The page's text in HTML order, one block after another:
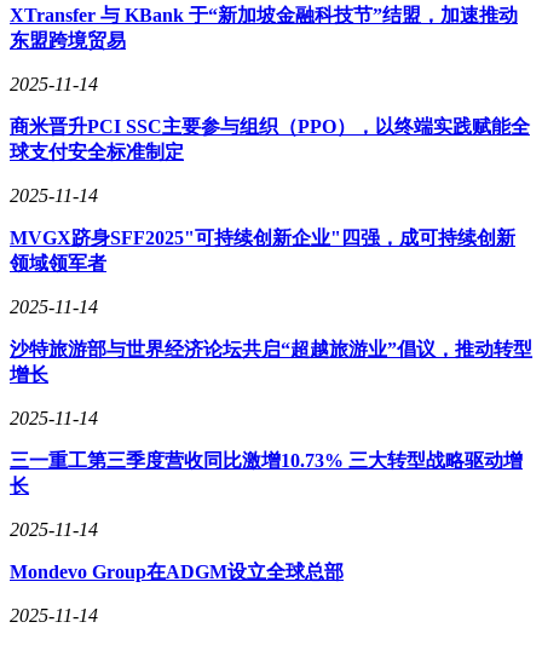
XTransfer 与 KBank 于“新加坡金融科技节”结盟，加速推动
东盟跨境贸易
2025-11-14
商米晋升PCI SSC主要参与组织（PPO），以终端实践赋能全
球支付安全标准制定
2025-11-14
MVGX跻身SFF2025"可持续创新企业"四强，成可持续创新
领域领军者
2025-11-14
沙特旅游部与世界经济论坛共启“超越旅游业”倡议，推动转型
增长
2025-11-14
三一重工第三季度营收同比激增10.73% 三大转型战略驱动增
长
2025-11-14
Mondevo Group在ADGM设立全球总部
2025-11-14